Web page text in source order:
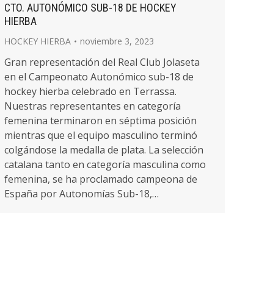
CTO. AUTONÓMICO SUB-18 DE HOCKEY
HIERBA
HOCKEY HIERBA noviembre 3, 2023
Gran representación del Real Club Jolaseta
en el Campeonato Autonómico sub-18 de
hockey hierba celebrado en Terrassa.
Nuestras representantes en categoría
femenina terminaron en séptima posición
mientras que el equipo masculino terminó
colgándose la medalla de plata. La selección
catalana tanto en categoría masculina como
femenina, se ha proclamado campeona de
España por Autonomías Sub-18,…